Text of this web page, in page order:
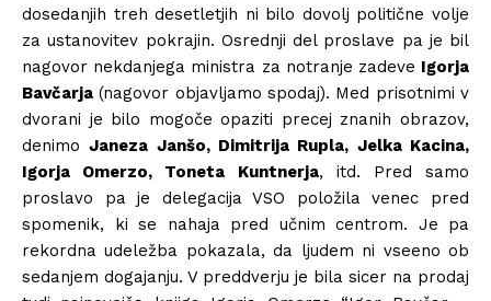
dosedanjih treh desetletjih ni bilo dovolj politične volje
za ustanovitev pokrajin. Osrednji del proslave pa je bil
nagovor nekdanjega ministra za notranje zadeve Igorja
Bavčarja (nagovor objavljamo spodaj). Med prisotnimi v
dvorani je bilo mogoče opaziti precej znanih obrazov,
denimoJaneza Janšo, Dimitrija Rupla, Jelka Kacina,
Igorja Omerzo, Toneta Kuntnerja, itd. Pred samo
proslavo pa je delegacija VSO položila venec pred
spomenik, ki se nahaja pred učnim centrom. Je pa
rekordna udeležba pokazala, da ljudem ni vseeno ob
sedanjem dogajanju. V preddverju je bila sicer na prodaj